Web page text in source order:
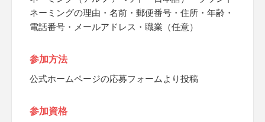
ネーミングの理由・名前・郵便番号・住所・年齢・
電話番号・メールアドレス・職業（任意）
参加方法
公式ホームページの応募フォームより投稿
参加資格